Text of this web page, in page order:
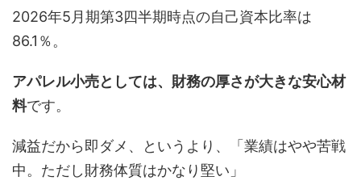
2026年5月期第3四半期時点の自己資本比率は
86.1％。
アパレル小売としては、財務の厚さが大きな安心材
料です。
減益だから即ダメ、というより、「業績はやや苦戦
中。ただし財務体質はかなり堅い」